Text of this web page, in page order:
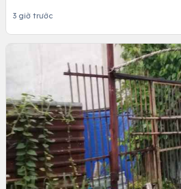
3 giờ trước